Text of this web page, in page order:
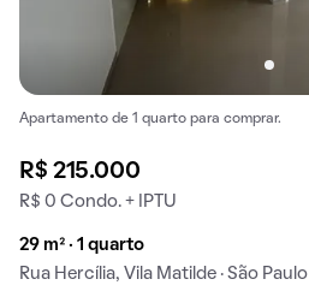
Apartamento de 1 quarto para comprar.
R$ 215.000
R$ 0 Condo. + IPTU
29 m² · 1 quarto
Rua Hercília, Vila Matilde · São Paulo